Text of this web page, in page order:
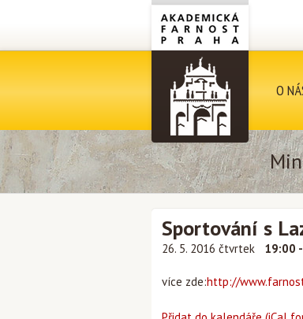
O
Sportování s
26. 5. 2016 čtvrtek 19:00
více zde:http://